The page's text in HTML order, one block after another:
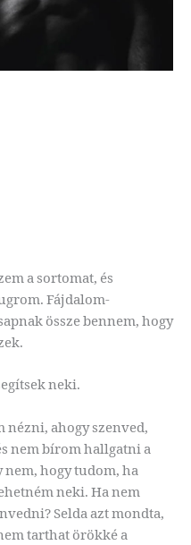
a sortomat, és
Fájdalom-
össze bennem, hogy
neki.
nézni, ahogy szenved,
nem bírom hallgatni a
nem, hogy tudom, ha
neki. Ha nem
Selda azt mondta,
tarthat örökké a